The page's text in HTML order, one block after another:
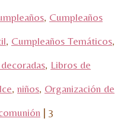
, Cumpleaños
, Cumpleaños Temáticos,
, Libros de
, niños, Organización de
| 3